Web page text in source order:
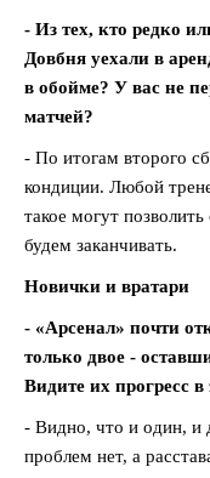
- Из тех, кто редко
Довбня уехали в
в обойме? У вас не
матчей?
- По итогам второго
кондиции. Любой
такое могут
будем заканчивать.
Новички и вратари
- «Арсенал» почти
только двое -
Видите их прогресс в
- Видно, что и один, и
проблем нет, а